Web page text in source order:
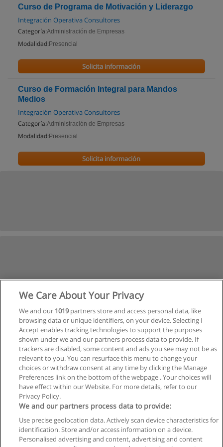
Curso de Programa de Motivación y Liderazgo
Integración Operativa Consultores
Categoría:Administración de Empresas
Modalidad: Presencial
Solicita información
Curso de Formación Integral para Mandos
Medios
Integración Operativa Consultores
Categoría:Administración de Empresas
Modalidad: Presencial
Solicita información
Privacidad de datos
Contactar con Educaedu
We Care About Your Privacy
We and our 1019partners store and access personal data, like
browsing data or unique identifiers, on your device. Selecting I
Accept enables tracking technologies to support the purposes
shown under we and our partners process data to provide. If
trackers are disabled, some content and ads you see may not be as
relevant to you. You can resurface this menu to change your
choices or withdraw consent at any time by clicking the Manage
Preferences link on the bottom of the webpage . Your choices will
have effect within our Website. For more details, refer to our
Privacy Policy.
We and our partners process data to provide:
Use precise geolocation data. Actively scan device characteristics for
identification. Store and/or access information on a device.
Personalised advertising and content, advertising and content